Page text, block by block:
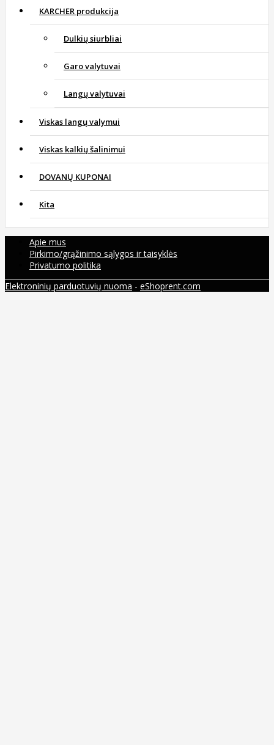
KARCHER produkcija
Dulkių siurbliai
Garo valytuvai
Langų valytuvai
Viskas langų valymui
Viskas kalkių šalinimui
DOVANŲ KUPONAI
Kita
Apie mus
Pirkimo/grąžinimo sąlygos ir taisyklės
Privatumo politika
Elektroninių parduotuvių nuoma - eShoprent.com